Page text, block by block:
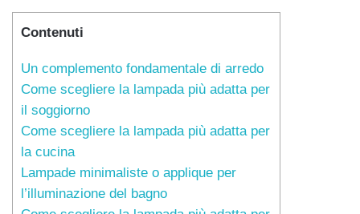
Contenuti
Un complemento fondamentale di arredo
Come scegliere la lampada più adatta per
il soggiorno
Come scegliere la lampada più adatta per
la cucina
Lampade minimaliste o applique per
l’illuminazione del bagno